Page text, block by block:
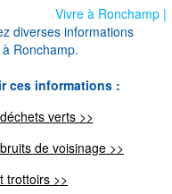
Vivre à Ronchamp |
diverses informations
Ronchamp.
ces informations :
verts >>
de voisinage >>
trottoirs >>